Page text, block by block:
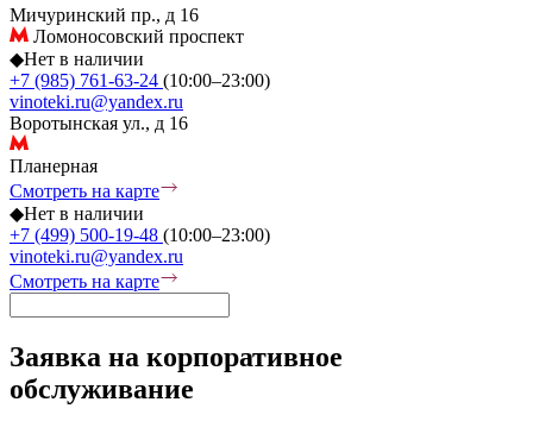
Мичуринский пр., д 16
Ломоносовский проспект
◆Нет в наличии
+7 (985) 761-63-24 (10:00–23:00)
vinoteki.ru@yandex.ru
Воротынская ул., д 16
Планерная
Смотреть на карте
◆Нет в наличии
+7 (499) 500-19-48 (10:00–23:00)
vinoteki.ru@yandex.ru
Смотреть на карте
Заявка на корпоративное
обслуживание